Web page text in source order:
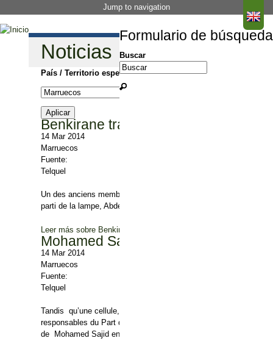
Jump to navigation
Formulario de búsqueda
Buscar
Noticias
País / Territorio especial
Benkirane trainé en justice par l’un
14 Mar 2014
Marruecos
Fuente:
Telquel
Un des anciens membres du secrétariat régional de
parti de la lampe, Abdelilah Benkirane pour avoir dissout, de
Leer más sobre Benkirane trainé en justice par l’un de ses
Mohamed Sajid accusé d’abus de
14 Mar 2014
Marruecos
Fuente:
Telquel
Tandis qu’une cellule, composée d’inspecteurs du ministère de
responsables du Part de la Justice et du Développement (PJD),
de Mohamed Sajid en matière de gestion du conseil.